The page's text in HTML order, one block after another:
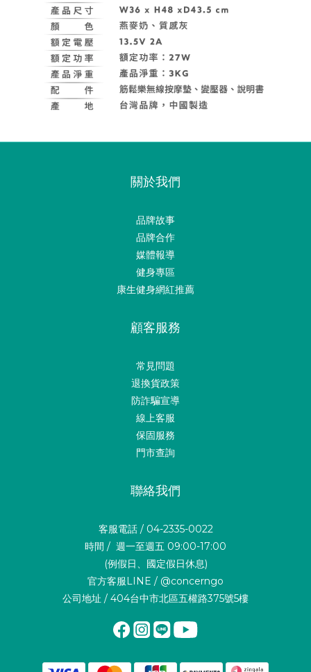
關於我們
品牌故事
品牌合作
媒體報導
健身專區
康生健身網紅推薦
顧客服務
常見問題
退換貨政策
防詐騙宣導
線上客服
保固服務
門市查詢
聯絡我們
客服電話 / 04-2335-0022
時間 / 週一至週五 09:00-17:00
(例假日、國定假日休息)
官方客服LINE / @concerngo
公司地址 / 404台中市北區五權路375號5樓